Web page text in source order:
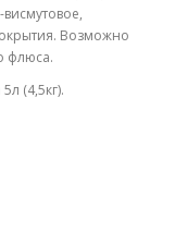
Возможно
флюса.
(4,5кг).